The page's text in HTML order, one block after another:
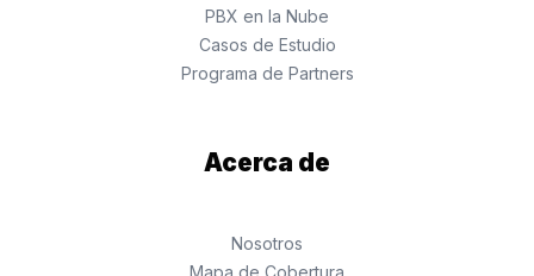
PBX en la Nube
Casos de Estudio
Programa de Partners
Acerca de
Nosotros
Mapa de Cobertura